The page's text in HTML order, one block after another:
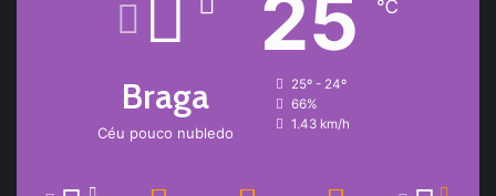
Braga
Céu pouco nubledo
25 ℃
25º - 24º
66%
1.43 km/h